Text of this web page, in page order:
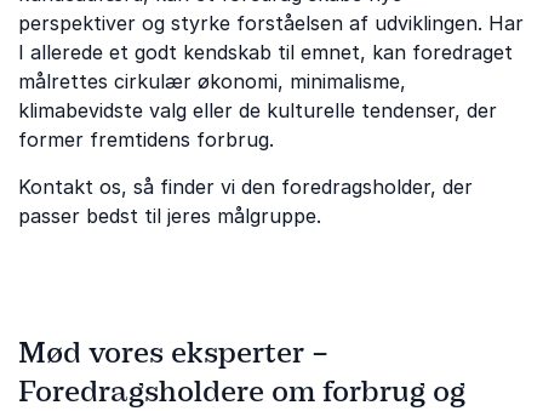
perspektiver og styrke forståelsen af udviklingen. Har
I allerede et godt kendskab til emnet, kan foredraget
målrettes cirkulær økonomi, minimalisme,
klimabevidste valg eller de kulturelle tendenser, der
former fremtidens forbrug.
Kontakt os, så finder vi den foredragsholder, der
passer bedst til jeres målgruppe.
Mød vores eksperter –
Foredragsholdere om forbrug og